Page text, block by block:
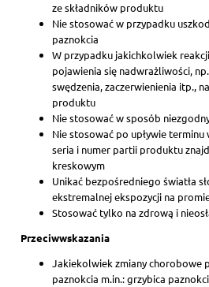
ze składników produktu
Nie stosować w przypadku
paznokcia
W przypadku jakichkolwiek
pojawienia się nadwrażliwości,
swędzenia, zaczerwienienia itp.,
produktu
Nie stosować w sposób
Nie stosować po upływie terminu
seria i numer partii produktu
kreskowym
Unikać bezpośredniego światła
ekstremalnej ekspozycji na
Stosować tylko na zdrową i
Przeciwwskazania
Jakiekolwiek zmiany chorobowe
paznokcia m.in.: grzybica